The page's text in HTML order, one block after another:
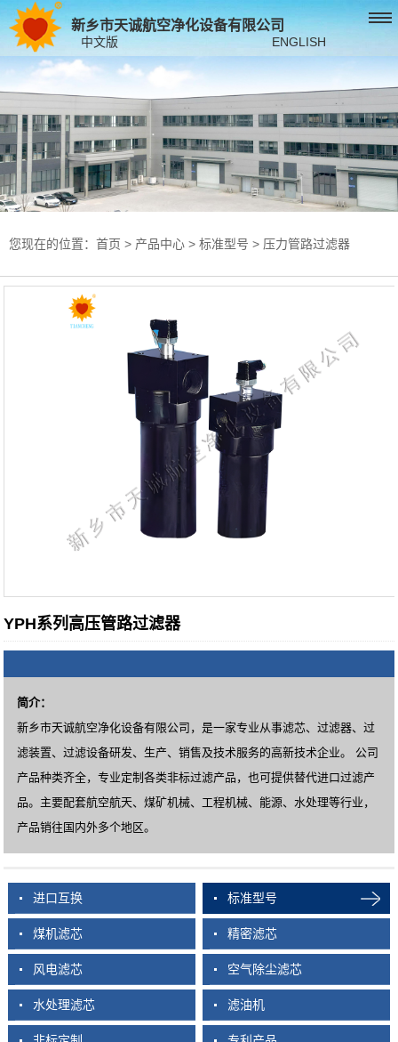
新乡市天诚航空净化设备有限公司
中文版 ENGLISH
您现在的位置： 首页 > 产品中心 > 标准型号 > 压力管路过滤器
YPH系列高压管路过滤器
简介：
新乡市天诚航空净化设备有限公司，是一家专业从事滤芯、过滤器、过
滤装置、过滤设备研发、生产、销售及技术服务的高新技术企业。 公司
产品种类齐全，专业定制各类非标过滤产品，也可提供替代进口过滤产
品。主要配套航空航天、煤矿机械、工程机械、能源、水处理等行业，
产品销往国内外多个地区。
进口互换 标准型号
煤机滤芯 精密滤芯
风电滤芯 空气除尘滤芯
水处理滤芯 滤油机